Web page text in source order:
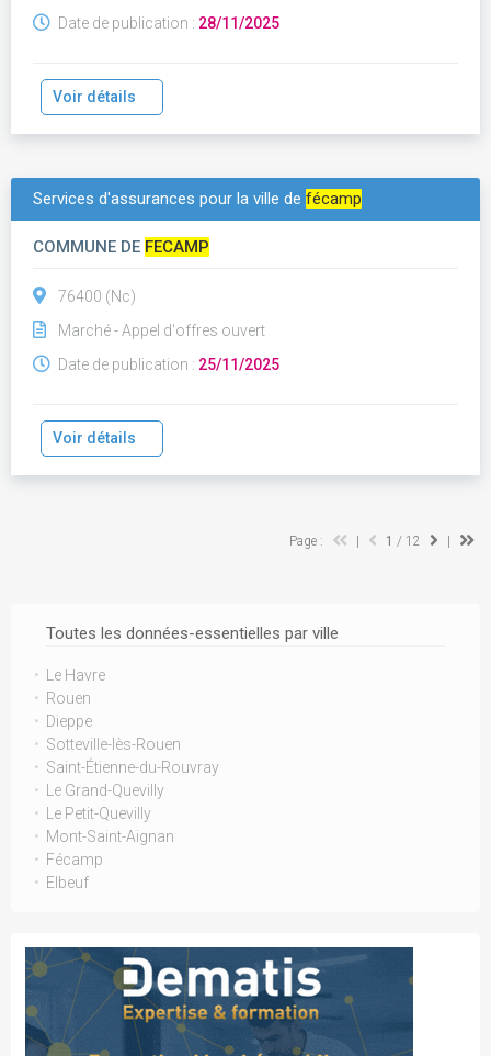
Toutes les données-essentielles par ville
Le Havre
Rouen
Dieppe
Sotteville-lès-Rouen
Saint-Étienne-du-Rouvray
Le Grand-Quevilly
Le Petit-Quevilly
Mont-Saint-Aignan
Fécamp
Elbeuf
Date de publication : 28/11/2025
Voir détails
Services d'assurances pour la ville de fécamp
COMMUNE DE FECAMP
76400 (Nc)
Marché - Appel d'offres ouvert
Date de publication : 25/11/2025
Voir détails
Page : 1 / 12